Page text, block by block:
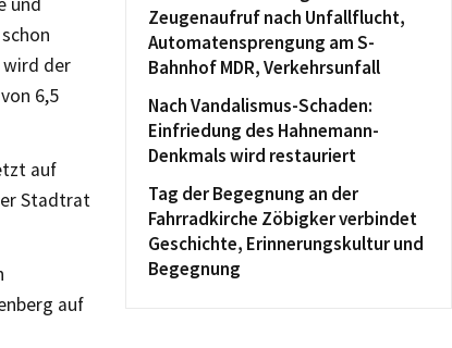
wird der
6,5
auf
Stadtrat
auf
Zeugenaufruf nach Unfallflucht,
Automatensprengung am S-
Bahnhof MDR, Verkehrsunfall
Nach Vandalismus-Schaden:
Einfriedung des Hahnemann-
Denkmals wird restauriert
Tag der Begegnung an der
Fahrradkirche Zöbigker verbindet
Geschichte, Erinnerungskultur und
Begegnung